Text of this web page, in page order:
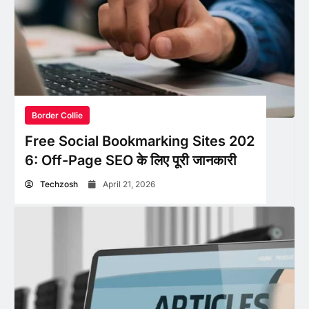
Border Collie
Free Social Bookmarking Sites 202
6: Off-Page SEO के लिए पूरी जानकारी
Techzosh April 21, 2026